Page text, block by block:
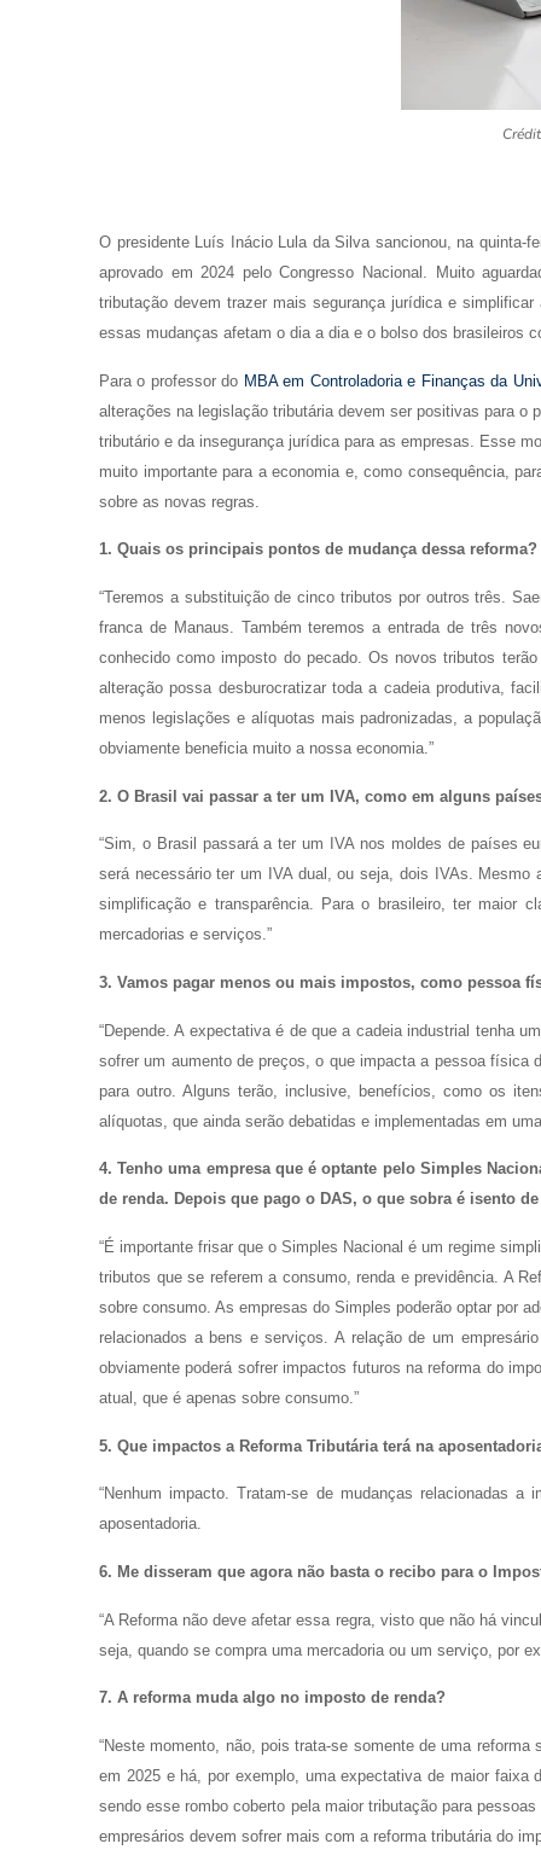
O presidente Luís Inácio Lula da Silva sancionou, na quinta-
aprovado em 2024 pelo Congresso Nacional. Muito
tributação devem trazer mais segurança jurídica e
essas mudanças afetam o dia a dia e o bolso dos brasileiros
Para o professor do MBA em Controladoria e Finanças da
alterações na legislação tributária devem ser positivas para o
tributário e da insegurança jurídica para as empresas. Esse
muito importante para a economia e, como consequência,
sobre as novas regras.
1. Quais os principais pontos de mudança dessa reforma?
“Teremos a substituição de cinco tributos por outros três.
franca de Manaus. Também teremos a entrada de três
conhecido como imposto do pecado. Os novos tributos
alteração possa desburocratizar toda a cadeia produtiva,
menos legislações e alíquotas mais padronizadas, a
obviamente beneficia muito a nossa economia.”
2. O Brasil vai passar a ter um IVA, como em alguns
“Sim, o Brasil passará a ter um IVA nos moldes de países
será necessário ter um IVA dual, ou seja, dois IVAs.
simplificação e transparência. Para o brasileiro, ter maior
mercadorias e serviços.”
3. Vamos pagar menos ou mais impostos, como pessoa
“Depende. A expectativa é de que a cadeia industrial tenha
sofrer um aumento de preços, o que impacta a pessoa física
para outro. Alguns terão, inclusive, benefícios, como os
alíquotas, que ainda serão debatidas e implementadas em
4. Tenho uma empresa que é optante pelo Simples
de renda. Depois que pago o DAS, o que sobra é isento
“É importante frisar que o Simples Nacional é um regime
tributos que se referem a consumo, renda e previdência. A
sobre consumo. As empresas do Simples poderão optar por
relacionados a bens e serviços. A relação de um
obviamente poderá sofrer impactos futuros na reforma do
atual, que é apenas sobre consumo.”
5. Que impactos a Reforma Tributária terá na
“Nenhum impacto. Tratam-se de mudanças relacionadas
aposentadoria.
6. Me disseram que agora não basta o recibo para o
“A Reforma não deve afetar essa regra, visto que não há
seja, quando se compra uma mercadoria ou um serviço, por
7. A reforma muda algo no imposto de renda?
“Neste momento, não, pois trata-se somente de uma
em 2025 e há, por exemplo, uma expectativa de maior
sendo esse rombo coberto pela maior tributação para
empresários devem sofrer mais com a reforma tributária do